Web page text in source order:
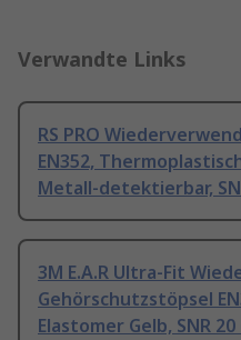
Verwandte Links
RS PRO
EN352,
Metall-detektierbar,
3M E.A.R Ultra-Fit
Gehörschutzstöpsel
Elastomer Gelb, SNR 20